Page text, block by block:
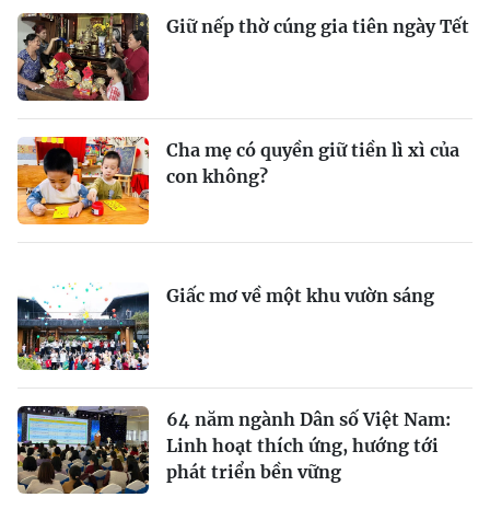
Giữ nếp thờ cúng gia tiên ngày Tết
Cha mẹ có quyền giữ tiền lì xì của
con không?
Giấc mơ về một khu vườn sáng
64 năm ngành Dân số Việt Nam:
Linh hoạt thích ứng, hướng tới
phát triển bền vững